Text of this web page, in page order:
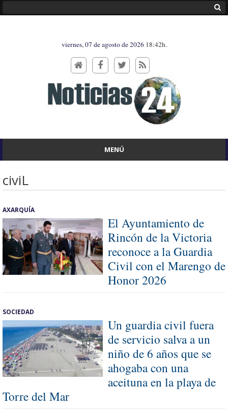
viernes, 07 de agosto de 2026 18:42h.
MENÚ
civiL
AXARQUÍA
El Ayuntamiento de
Rincón de la Victoria
reconoce a la Guardia
Civil con el Marengo de
Honor 2026
SOCIEDAD
Un guardia civil fuera
de servicio salva a un
niño de 6 años que se
ahogaba con una
aceituna en la playa de
Torre del Mar